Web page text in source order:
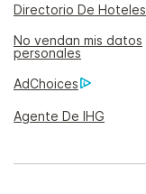
Directorio De Hoteles
No vendan mis datos
personales
AdChoices
Agente De IHG